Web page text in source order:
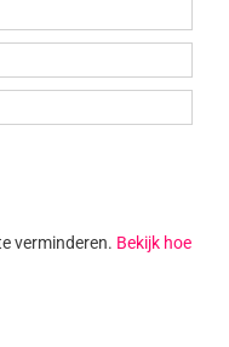
verminderen. Bekijk hoe